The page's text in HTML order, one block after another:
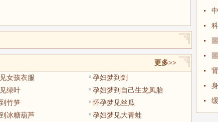
更多>>
女孩衣服
孕妇梦到剑
绿叶
孕妇梦到自己生龙凤胎
竹笋
怀孕梦见丝瓜
冰糖葫芦
孕妇梦见大青蛙